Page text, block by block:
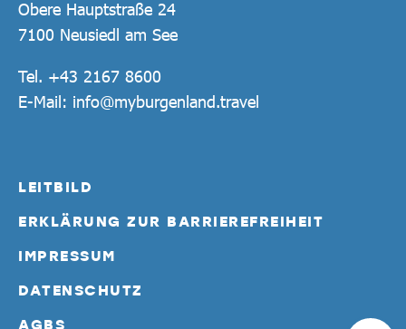
Obere Hauptstraße 24
7100 Neusiedl am See
Tel. +43 2167 8600
E-Mail: info@myburgenland.travel
LEITBILD
ERKLÄRUNG ZUR BARRIEREFREIHEIT
IMPRESSUM
DATENSCHUTZ
AGBS